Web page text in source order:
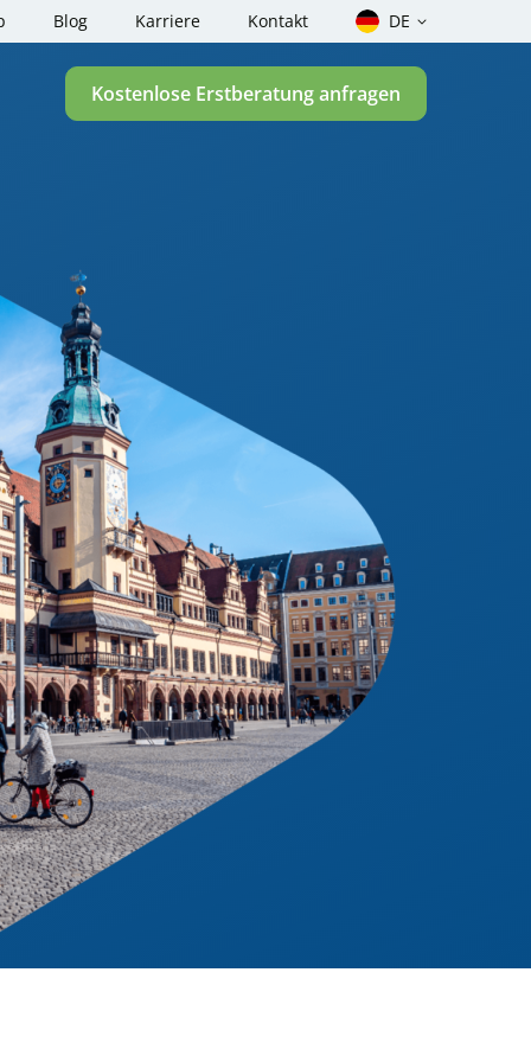
berechnen
Rechner nach
für
Gefahrgut und
– Der Test
– Der Test
Blog Karriere Kontakt DE
Kostenlose Erstberatung anfragen